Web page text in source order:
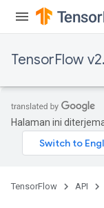
TensorFlow
Halaman ini
TensorFlow API